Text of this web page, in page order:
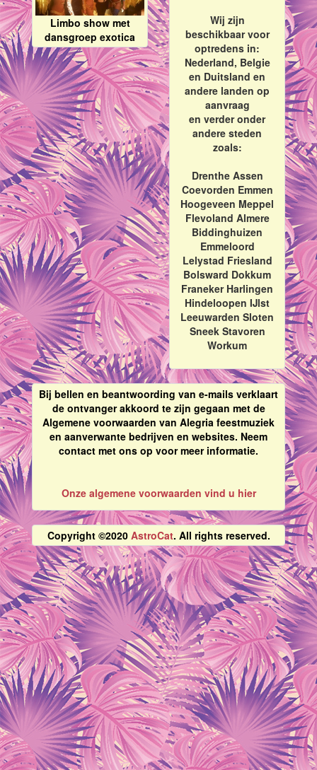
Limbo show met
dansgroep exotica
Wij zijn
beschikbaar voor
optredens in:
Nederland, Belgie
en Duitsland en
andere landen op
aanvraag
en verder onder
andere steden
zoals:
Drenthe Assen
Coevorden Emmen
Hoogeveen Meppel
Flevoland Almere
Biddinghuizen
Emmeloord
Lelystad Friesland
Bolsward Dokkum
Franeker Harlingen
Hindeloopen IJlst
Leeuwarden Sloten
Sneek Stavoren
Workum
Bij bellen en beantwoording van e-mails verklaart
de ontvanger akkoord te zijn gegaan met de
Algemene voorwaarden van Alegria feestmuziek
en aanverwante bedrijven en websites. Neem
contact met ons op voor meer informatie.
Onze algemene voorwaarden vind u hier
Copyright ©2020 AstroCat. All rights reserved.